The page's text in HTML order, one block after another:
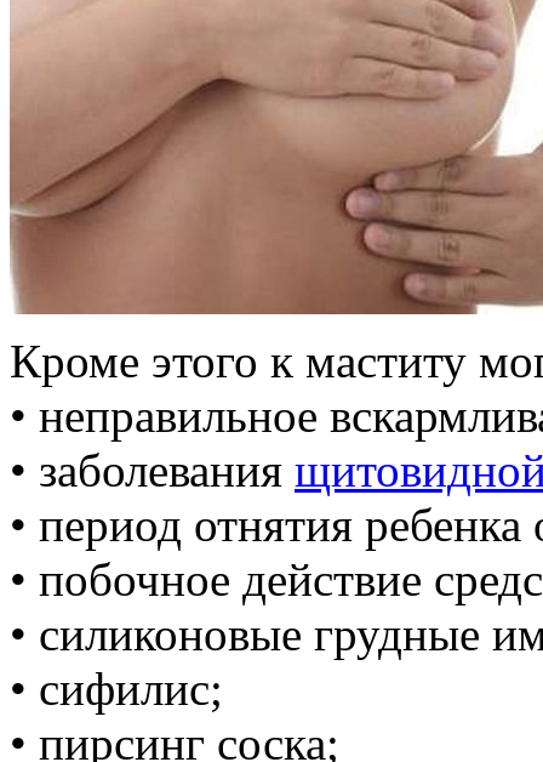
Кроме этого к маститу
• неправильное
• заболевания
• период отнятия ребенка
• побочное действие
• силиконовые грудные
• сифилис;
• пирсинг соска;